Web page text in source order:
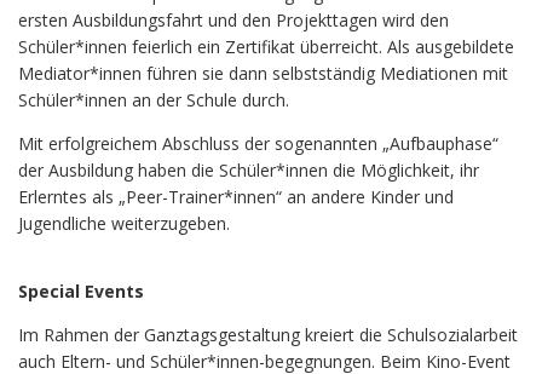
ersten Ausbildungsfahrt und den Projekttagen wird den
Schüler*innen feierlich ein Zertifikat überreicht. Als ausgebildete
Mediator*innen führen sie dann selbstständig Mediationen mit
Schüler*innen an der Schule durch.
Mit erfolgreichem Abschluss der sogenannten „Aufbauphase“
der Ausbildung haben die Schüler*innen die Möglichkeit, ihr
Erlerntes als „Peer-Trainer*innen“ an andere Kinder und
Jugendliche weiterzugeben.
Special Events
Im Rahmen der Ganztagsgestaltung kreiert die Schulsozialarbeit
auch Eltern- und Schüler*innen-begegnungen. Beim Kino-Event